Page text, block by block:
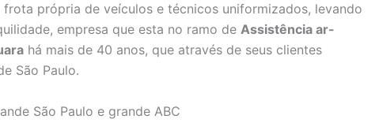
frota própria de veículos e técnicos uniformizados, levando
empresa que esta no ramo de Assistência ar-
há mais de 40 anos, que através de seus clientes
São Paulo.
São Paulo e grande ABC